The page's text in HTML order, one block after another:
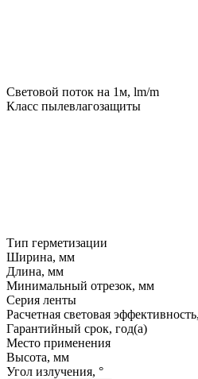
Световой поток на 1м, lm/m
Класс пылевлагозащиты
Тип герметизации
Ширина, мм
Длина, мм
Минимальный отрезок, мм
Серия ленты
Расчетная световая
Гарантийный срок, год(а)
Место применения
Высота, мм
Угол излучения, °